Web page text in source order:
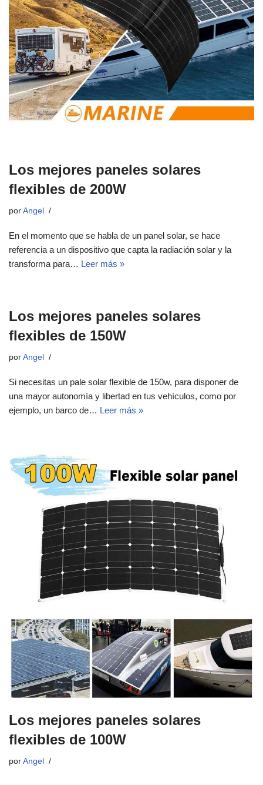
Los mejores paneles solares
flexibles de 200W
por Angel
En el momento que se habla de un panel solar, se hace
referencia a un dispositivo que capta la radiación solar y la
transforma para… Leer más »
Los mejores paneles solares
flexibles de 150W
por Angel
Si necesitas un pale solar flexible de 150w, para disponer de
una mayor autonomía y libertad en tus vehículos, como por
ejemplo, un barco de… Leer más »
Los mejores paneles solares
flexibles de 100W
por Angel